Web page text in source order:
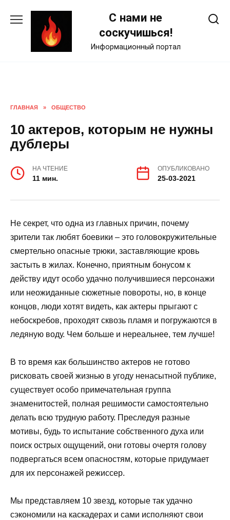
С нами не
соскучишься!
Информационный портал
ГЛАВНАЯ » ОБЩЕСТВО
10 актеров, которым не нужны
дублеры
НА ЧТЕНИЕ
11 мин.
ОПУБЛИКОВАНО
25-03-2021
Не секрет, что одна из главных причин, почему
зрители так любят боевики – это головокружительные
смертельно опасные трюки, заставляющие кровь
застыть в жилах. Конечно, приятным бонусом к
действу идут особо удачно получившиеся персонажи
или неожиданные сюжетные повороты, но, в конце
концов, люди хотят видеть, как актеры прыгают с
небоскребов, проходят сквозь пламя и погружаются в
ледяную воду. Чем больше и нереальнее, тем лучше!
В то время как большинство актеров не готово
рисковать своей жизнью в угоду ненасытной публике,
существует особо примечательная группа
знаменитостей, полная решимости самостоятельно
делать всю трудную работу. Преследуя разные
мотивы, будь то испытание собственного духа или
поиск острых ощущений, они готовы очертя голову
подвергаться всем опасностям, которые придумает
для их персонажей режиссер.
Мы представляем 10 звезд, которые так удачно
сэкономили на каскадерах и сами исполняют свои